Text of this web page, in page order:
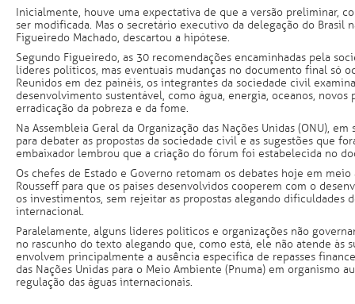
Inicialmente, houve uma expectativa de que a versão preliminar,
ser modificada. Mas o secretário executivo da delegação do Brasil
Figueiredo Machado, descartou a hipótese.
Segundo Figueiredo, as 30 recomendações encaminhadas pela
líderes políticos, mas eventuais mudanças no documento final só
Reunidos em dez painéis, os integrantes da sociedade civil
desenvolvimento sustentável, como água, energia, oceanos, novos
erradicação da pobreza e da fome.
Na Assembleia Geral da Organização das Nações Unidas (ONU),
para debater as propostas da sociedade civil e as sugestões que
embaixador lembrou que a criação do fórum foi estabelecida no
Os chefes de Estado e Governo retomam os debates hoje em
Rousseff para que os países desenvolvidos cooperem com o
os investimentos, sem rejeitar as propostas alegando dificuldades
internacional.
Paralelamente, alguns líderes políticos e organizações não
no rascunho do texto alegando que, como está, ele não atende às
envolvem principalmente a ausência específica de repasses
das Nações Unidas para o Meio Ambiente (Pnuma) em organismo
regulação das águas internacionais.